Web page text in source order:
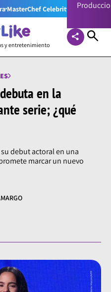
MasterChef Celebrity Colombia
y entretenimiento
en la
serie; ¿qué
debut actoral en una
marcar un nuevo